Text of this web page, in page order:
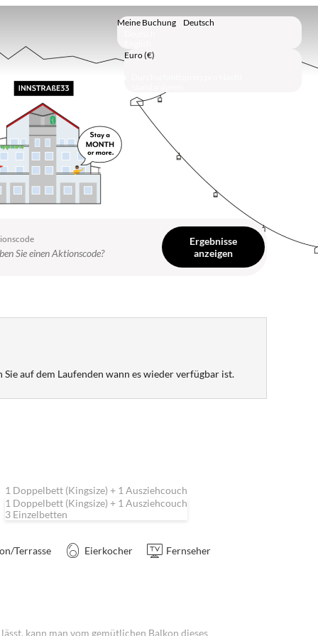
Ergebnisse
anzeigen
Meine Buchung
Deutsch
Euro (€)
auf dem Laufenden wann es wieder verfügbar ist.
1 Doppelbett (Kingsize) + 1 Ausziehcouch
1 Doppelbett (Kingsize) + 1 Ausziehcouch
3 Einzelbetten
Terrasse Eierkocher Fernseher
kann man vom gemütlichen Balkon dieses